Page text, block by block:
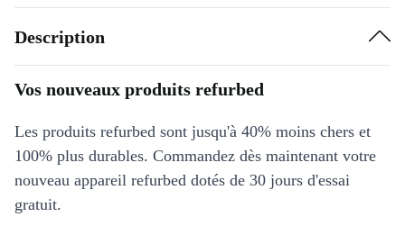
Description
Vos nouveaux produits refurbed
Les produits refurbed sont jusqu'à 40% moins chers et
100% plus durables. Commandez dès maintenant votre
nouveau appareil refurbed dotés de 30 jours d'essai
gratuit.